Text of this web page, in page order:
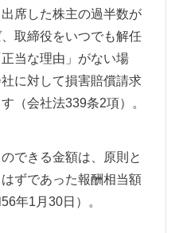
席した株主の過半数が
取締役をいつでも解任
当な理由」がない場
に対して損害賠償請求
（会社法339条2項）。
できる金額は、原則と
ずであった報酬相当額
年1月30日）。